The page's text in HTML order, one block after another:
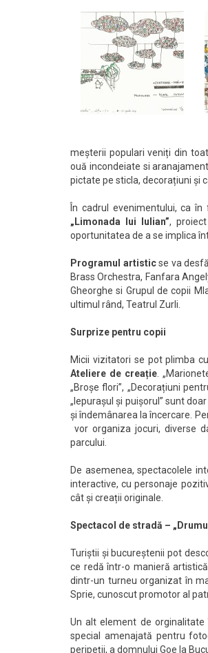
meșterii populari veniți din
ouă incondeiate si
pictate pe sticla, decorațiuni și
În cadrul evenimentului, ca
„Limonada lui Iulian”,
oportunitatea de a se implica
Programul artisticse va
Brass Orchestra, Fanfara
Gheorghe si Grupul de copii
ultimul rând, Teatrul Zurli.
Surprize pentru copii
Micii vizitatori se pot plimba
Ateliere de creație .
„Broșe flori”, „Decorațiuni
„Iepurașul și puișorul” sunt
și îndemânarea la încercare.
vor organiza jocuri, diverse
parcului.
De asemenea, spectacolele
interactive, cu personaje
cât și creații originale.
Spectacol de stradă –
Turiștii și bucureștenii pot
ce redă într-o manieră
dintr-un turneu organizat în
Sprie, cunoscut promotor al
Un alt element de orginalitate
special amenajată pentru
peripeții, a domnului Goe la